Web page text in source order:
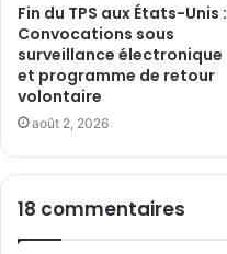
Fin du TPS aux États-Unis :
Convocations sous
surveillance électronique
et programme de retour
volontaire
août 2, 2026
18 commentaires